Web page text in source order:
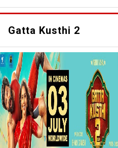
Gatta Kusthi 2